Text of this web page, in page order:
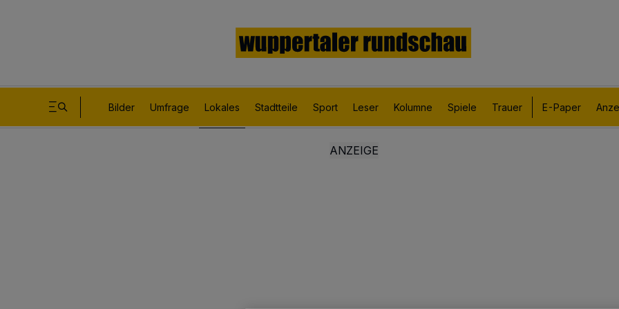
Bilder Umfrage Lokales Stadtteile Sport Leser Kolumne Spiele Trauer E-Paper